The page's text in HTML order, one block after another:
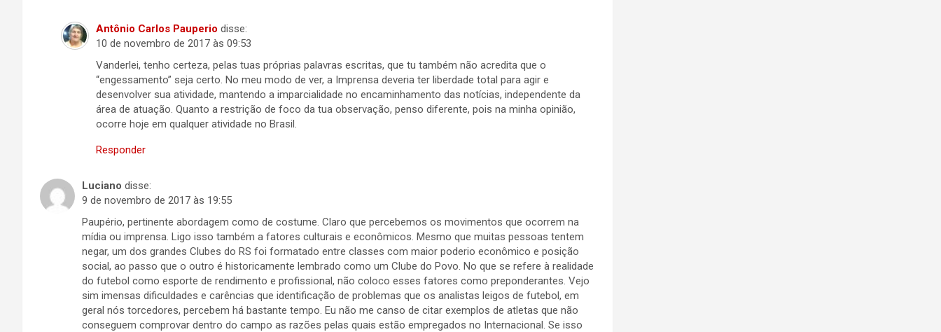
Antônio Carlos Pauperio disse:
10 de novembro de 2017 às 09:53
Vanderlei, tenho certeza, pelas tuas próprias palavras escritas, que tu também não acredita que o
“engessamento” seja certo. No meu modo de ver, a Imprensa deveria ter liberdade total para agir e
desenvolver sua atividade, mantendo a imparcialidade no encaminhamento das notícias, independente da
área de atuação. Quanto a restrição de foco da tua observação, penso diferente, pois na minha opinião,
ocorre hoje em qualquer atividade no Brasil.
Responder
Luciano disse:
9 de novembro de 2017 às 19:55
Paupério, pertinente abordagem como de costume. Claro que percebemos os movimentos que ocorrem na
mídia ou imprensa. Ligo isso também a fatores culturais e econômicos. Mesmo que muitas pessoas tentem
negar, um dos grandes Clubes do RS foi formatado entre classes com maior poderio econômico e posição
social, ao passo que o outro é historicamente lembrado como um Clube do Povo. No que se refere à realidade
do futebol como esporte de rendimento e profissional, não coloco esses fatores como preponderantes. Vejo
sim imensas dificuldades e carências que identificação de problemas que os analistas leigos de futebol, em
geral nós torcedores, percebem há bastante tempo. Eu não me canso de citar exemplos de atletas que não
conseguem comprovar dentro do campo as razões pelas quais estão empregados no Internacional. Se isso